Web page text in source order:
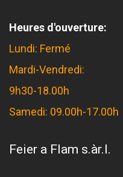
Heures d'ouverture:
Lundi: Fermé
Mardi-Vendredi:
9h30-18.00h
Samedi: 09.00h-17.00h
Feier a Flam s.àr.l.